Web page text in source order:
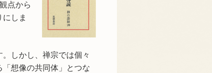
点から
しま
しかし、禅宗では個々
想像の共同体」とつな